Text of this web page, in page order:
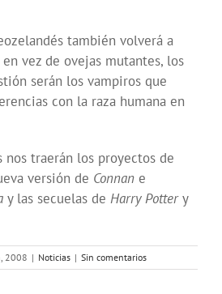
también volverá a
en vez de ovejas mutantes, los
serán los vampiros que
con la raza humana en
nos traerán los proyectos de
versión de Connan e
y las secuelas de Harry Pottery
2008 | Noticias | Sin comentarios